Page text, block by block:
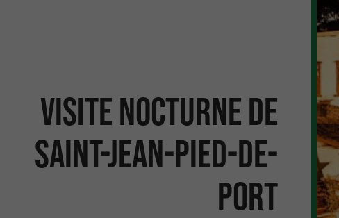
Visite Nocturne de
Saint-Jean-Pied-De-
Port